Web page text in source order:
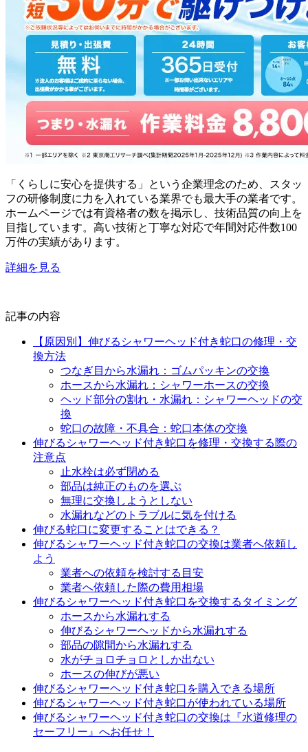
「くらしに安心を提供する」という企業理念のため、スタッ
フの研修制度に力を入れている業界でも最大手の業者です。
ホームページでは有資格者の数を掲示し、技術品質の向上を
目指しています。高い技術と丁寧な対応で年間対応件数100
万件の実績があります。
詳細を見る
記事の内容
【原因別】伸びるシャワーヘッド付き蛇口の修理・交
換方法
つなぎ目から水漏れ：ゴムパッキンの交換
ホースから水漏れ：シャワーホースの交換
ヘッド部分の割れ・水漏れ：シャワーヘッドの交
換
蛇口の故障・不具合：蛇口本体の交換
伸びるシャワーヘッド付き蛇口を修理・交換する際の
注意点
止水栓は必ず閉める
部品は純正のものを選ぶ
無理に交換しようとしない
水漏れなどのトラブルに気を付ける
伸びる蛇口に変更することはできる？
伸びるシャワーヘッド付き蛇口の交換は業者へ依頼し
よう
業者への依頼を検討する目安
業者へ依頼した際の費用相場
伸びるシャワーヘッド付き蛇口を交換するタイミング
ホースから水漏れする
伸びるシャワーヘッドから水漏れする
部品の隙間から水漏れする
水がチョロチョロとしか出ない
ホースの伸びが悪い
伸びるシャワーヘッド付き蛇口を購入できる場所
伸びるシャワーヘッド付き蛇口が使われている場所
伸びるシャワーヘッド付き蛇口の交換は『水道修理の
セーフリー』へお任せ！